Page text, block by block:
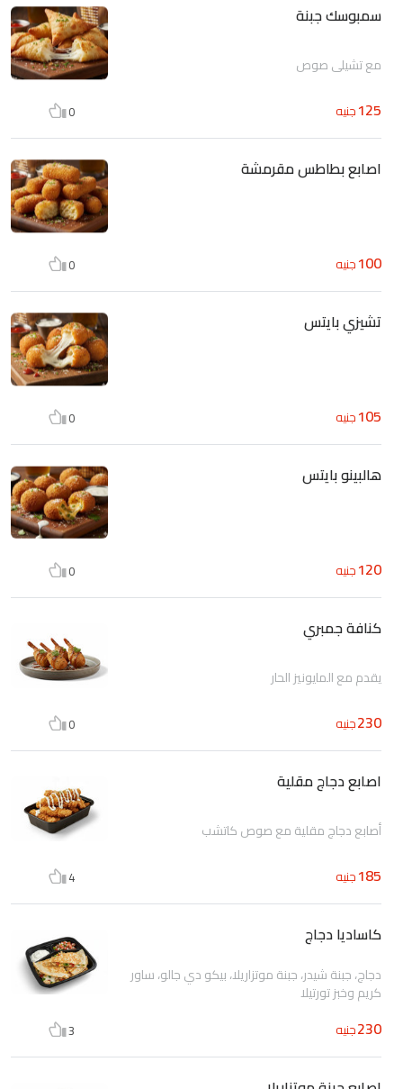
سمبوسك جبنة
مع تشيلي صوص
125جنيه 0
اصابع بطاطس مقرمشة
100جنيه 0
تشيزي بايتس
105جنيه 0
هالبينو بايتس
120جنيه 0
كنافة جمبري
يقدم مع المايونيز الحار
230جنيه 0
اصابع دجاج مقلية
أصابع دجاج مقلية مع صوص كاتشب
185جنيه 4
كاساديا دجاج
دجاج، جبنة شيدر، جبنة موتزاريلا، بيكو دي جالو، ساور
كريم وخبز تورتيلا
230جنيه 3